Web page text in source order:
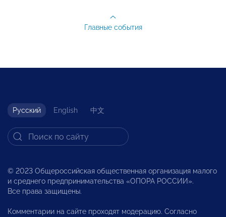
Главные события
Русский English 中文
© 2023 Общероссийская общественная организация малого
и среднего предпринимательства «ОПОРА РОССИИ».
Все права защищены.
Комментарии на сайте проходят модерацию. Согласно